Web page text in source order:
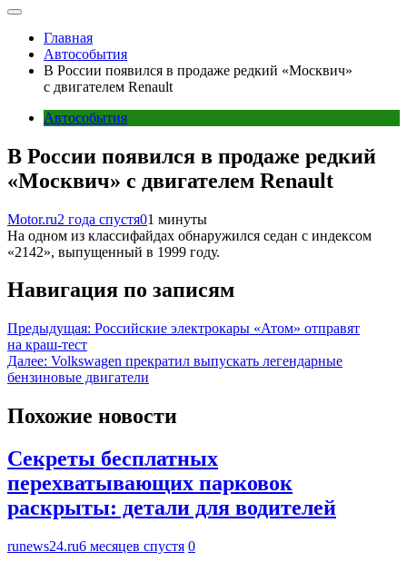
Главная
Автособытия
В России появился в продаже редкий «Москвич»
с двигателем Renault
Автособытия
В России появился в продаже редкий
«Москвич» с двигателем Renault
Motor.ru2 года спустя01 минуты
На одном из классифайдах обнаружился седан с индексом
«2142», выпущенный в 1999 году.
Навигация по записям
Предыдущая: Российские электрокары «Атом» отправят
на краш-тест
Далее: Volkswagen прекратил выпускать легендарные
бензиновые двигатели
Похожие новости
Секреты бесплатных
перехватывающих парковок
раскрыты: детали для водителей
runews24.ru6 месяцев спустя 0